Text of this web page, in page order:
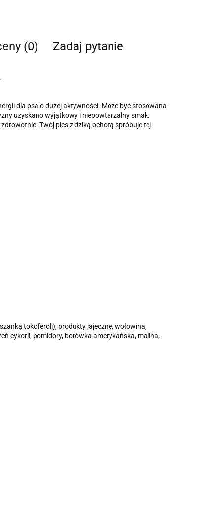
(0) Zadaj pytanie
dla psa o dużej aktywności. Może być stosowana
uzyskano wyjątkowy i niepowtarzalny smak.
Twój pies z dziką ochotą spróbuje tej
tokoferoli), produkty jajeczne, wołowina,
cykorii, pomidory, borówka amerykańska, malina,